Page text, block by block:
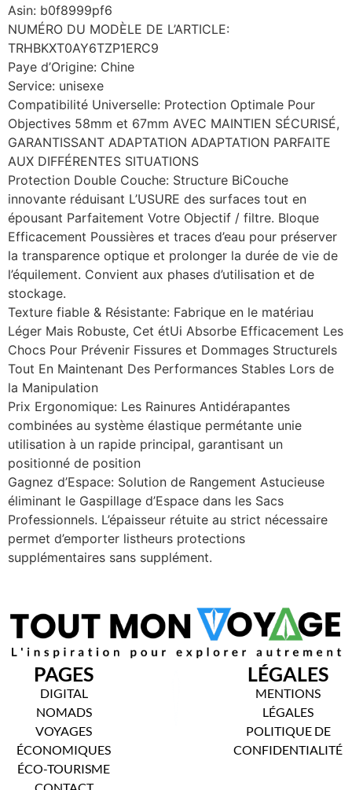
Asin: b0f8999pf6
NUMÉRO DU MODÈLE DE L’ARTICLE:
TRHBKXT0AY6TZP1ERC9
Paye d’Origine: Chine
Service: unisexe
Compatibilité Universelle: Protection Optimale Pour
Objectives 58mm et 67mm AVEC MAINTIEN SÉCURISÉ,
GARANTISSANT ADAPTATION ADAPTATION PARFAITE
AUX DIFFÉRENTES SITUATIONS
Protection Double Couche: Structure BiCouche
innovante réduisant L’USURE des surfaces tout en
épousant Parfaitement Votre Objectif / filtre. Bloque
Efficacement Poussières et traces d’eau pour préserver
la transparence optique et prolonger la durée de vie de
l’équilement. Convient aux phases d’utilisation et de
stockage.
Texture fiable & Résistante: Fabrique en le matériau
Léger Mais Robuste, Cet étUi Absorbe Efficacement Les
Chocs Pour Prévenir Fissures et Dommages Structurels
Tout En Maintenant Des Performances Stables Lors de
la Manipulation
Prix ​​Ergonomique: Les Rainures Antidérapantes
combinées au système élastique permétante unie
utilisation à un rapide principal, garantisant un
positionné de position
Gagnez d’Espace: Solution de Rangement Astucieuse
éliminant le Gaspillage d’Espace dans les Sacs
Professionnels. L’épaisseur rétuite au strict nécessaire
permet d’emporter listheurs protections
supplémentaires sans supplément.
PAGES
DIGITAL
NOMADS
VOYAGES
ÉCONOMIQUES
ÉCO-TOURISME
LÉGALES
MENTIONS
LÉGALES
POLITIQUE DE
CONFIDENTIALITÉ